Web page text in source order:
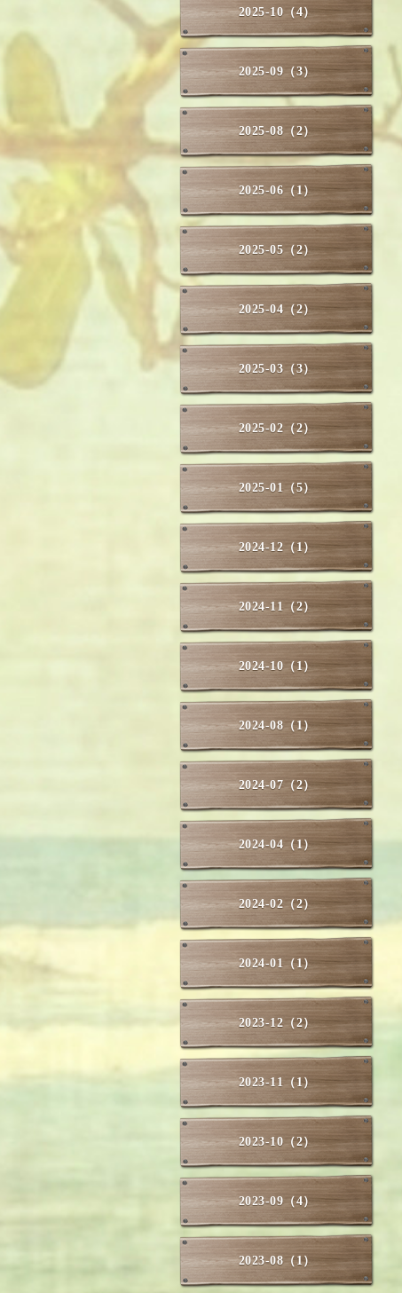
2025-10（4）
2025-09（3）
2025-08（2）
2025-06（1）
2025-05（2）
2025-04（2）
2025-03（3）
2025-02（2）
2025-01（5）
2024-12（1）
2024-11（2）
2024-10（1）
2024-08（1）
2024-07（2）
2024-04（1）
2024-02（2）
2024-01（1）
2023-12（2）
2023-11（1）
2023-10（2）
2023-09（4）
2023-08（1）